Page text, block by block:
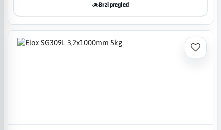
Brzi pregled